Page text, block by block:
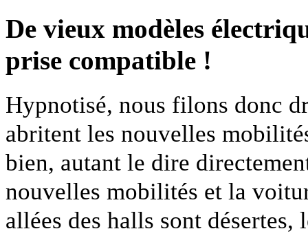
De vieux modèles
prise compatible !
Hypnotisé, nous filons donc
abritent les nouvelles
bien, autant le dire
nouvelles mobilités et la
allées des halls sont désertes,